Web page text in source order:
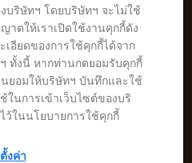
บริษัทฯ โดยบริษัทฯ จะไม่ใช้
าตให้เราเปิดใช้งานคุกกี้ดัง
อียดของการใช้คุกกี้ได้จาก
ทั้งนี้ หากท่านกดยอมรับคุกกี้
ยอมให้บริษัทฯ บันทึกและใช้
นการเข้าเว็บไซต์ของบริ
ว้ในนโยบายการใช้คุกกี้
ตั้งค่า